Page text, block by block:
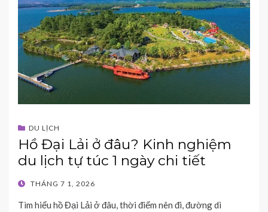
DU LỊCH
Hồ Đại Lải ở đâu? Kinh nghiệm
du lịch tự túc 1 ngày chi tiết
POSTED
THÁNG 7 1, 2026
Tìm hiểu hồ Đại Lải ở đâu, thời điểm nên đi, đường di